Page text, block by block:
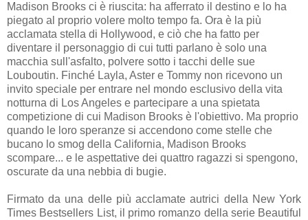
Madison Brooks ci è riuscita: ha afferrato il destino e lo ha
piegato al proprio volere molto tempo fa. Ora è la più
acclamata stella di Hollywood, e ciò che ha fatto per
diventare il personaggio di cui tutti parlano è solo una
macchia sull'asfalto, polvere sotto i tacchi delle sue
Louboutin. Finché Layla, Aster e Tommy non ricevono un
invito speciale per entrare nel mondo esclusivo della vita
notturna di Los Angeles e partecipare a una spietata
competizione di cui Madison Brooks è l'obiettivo. Ma proprio
quando le loro speranze si accendono come stelle che
bucano lo smog della California, Madison Brooks
scompare... e le aspettative dei quattro ragazzi si spengono,
oscurate da una nebbia di bugie.
Firmato da una delle più acclamate autrici della New York
Times Bestsellers List, il primo romanzo della serie Beautiful